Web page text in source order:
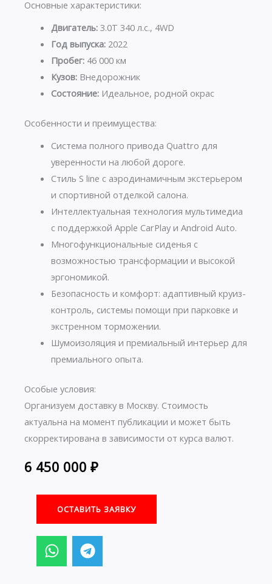
Основные характеристики:
Двигатель:3.0T 340 л.с., 4WD
Год выпуска:2022
Пробег:46 000 км
Кузов:Внедорожник
Состояние:Идеальное, родной окрас
Особенности и преимущества:
Система полного привода Quattro для
уверенности на любой дороге.
Стиль S line с аэродинамичным экстерьером
и спортивной отделкой салона.
Интеллектуальная технология мультимедиа
с поддержкой Apple CarPlay и Android Auto.
Многофункциональные сиденья с
возможностью трансформации и высокой
эргономикой.
Безопасность и комфорт: адаптивный круиз-
контроль, системы помощи при парковке и
экстренном торможении.
Шумоизоляция и премиальный интерьер для
премиального опыта.
Особые условия:
Организуем доставку в Москву. Стоимость
актуальна на момент публикации и может быть
скорректирована в зависимости от курса валют.
6 450 000 ₽
ОСТАВИТЬ ЗАЯВКУ
W
h
a
T
e
l